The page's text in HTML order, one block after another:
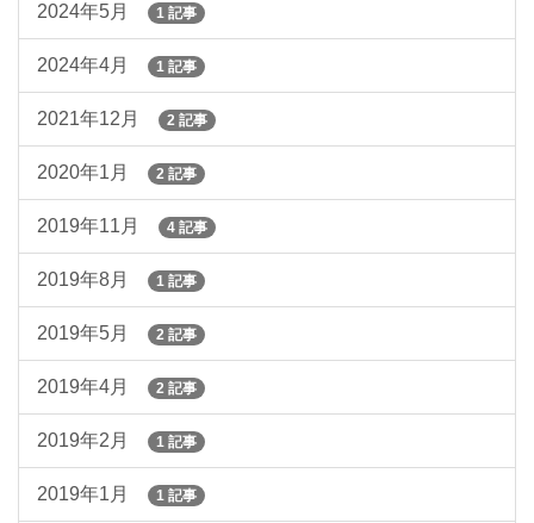
2024年5月 1 記事
2024年4月 1 記事
2021年12月 2 記事
2020年1月 2 記事
2019年11月 4 記事
2019年8月 1 記事
2019年5月 2 記事
2019年4月 2 記事
2019年2月 1 記事
2019年1月 1 記事